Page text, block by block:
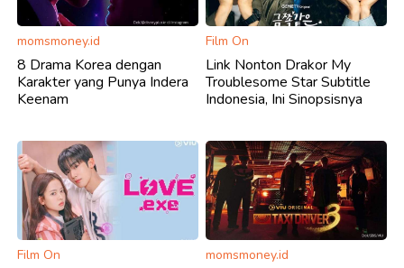
momsmoney.id
8 Drama Korea dengan
Karakter yang Punya Indera
Keenam
Film On
Link Nonton Drakor My
Troublesome Star Subtitle
Indonesia, Ini Sinopsisnya
Film On momsmoney.id